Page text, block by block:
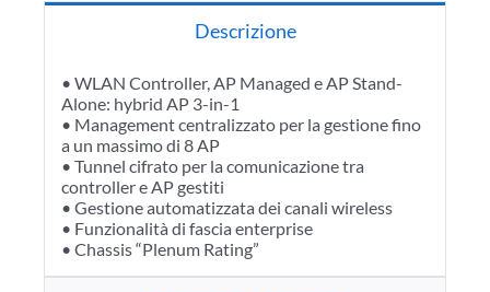
Descrizione
• WLAN Controller, AP Managed e AP Stand-
Alone: hybrid AP 3-in-1
• Management centralizzato per la gestione fino
a un massimo di 8 AP
• Tunnel cifrato per la comunicazione tra
controller e AP gestiti
• Gestione automatizzata dei canali wireless
• Funzionalità di fascia enterprise
• Chassis “Plenum Rating”